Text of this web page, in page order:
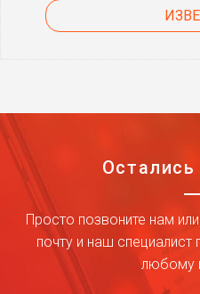
Просто позвоните нам
почту и наш специалист
любому